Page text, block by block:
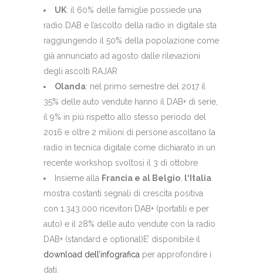
UK: il 60% delle famiglie possiede una
radio DAB e l’ascolto della radio in digitale sta
raggiungendo il 50% della popolazione come
già annunciato ad agosto dalle rilevazioni
degli ascolti RAJAR
Olanda: nel primo semestre del 2017 il
35% delle auto vendute hanno il DAB+ di serie,
il 9% in più rispetto allo stesso periodo del
2016 e oltre 2 milioni di persone ascoltano la
radio in tecnica digitale come dichiarato in un
recente workshop svoltosi il 3 di ottobre
Insieme alla Francia e al Belgio
l‘Italia
mostra costanti segnali di crescita positiva
con 1.343.000 ricevitori DAB+ (portatili e per
auto) e il 28% delle auto vendute con la radio
DAB+ (standard e optional)E’ disponibile il
download dell’infografica per approfondire i
dati.